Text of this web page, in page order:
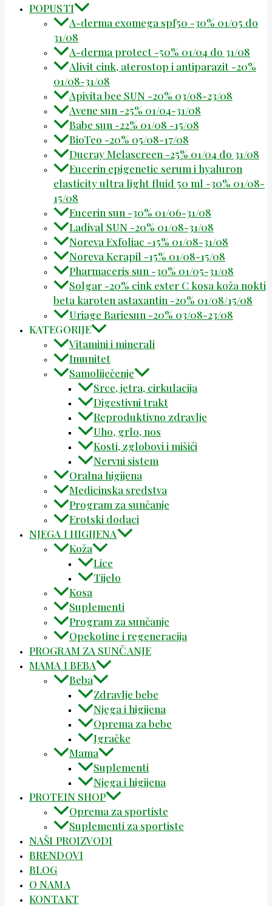
POPUSTI
A-derma exomega spf50 -30% 01/05 do
31/08
A-derma protect -50% 01/04 do 31/08
Alivit cink, aterostop i antiparazit -20%
01/08-31/08
Apivita bee SUN -20% 03/08-23/08
Avene sun -25% 01/04-31/08
Babe sun -22% 01/08 -15/08
BioTeo -20% 05/08-17/08
Ducray Melascreen -25% 01/04 do 31/08
Eucerin epigenetic serum i hyaluron
elasticity ultra light fluid 50 ml -30% 01/08-
15/08
Eucerin sun -30% 01/06-31/08
Ladival SUN -20% 01/08-31/08
Noreva Exfoliac -15% 01/08-31/08
Noreva Kerapil -15% 01/08-15/08
Pharmaceris sun -30% 01/05-31/08
Solgar -20% cink ester C kosa koža nokti
beta karoten astaxantin -20% 01/08/15/08
Uriage Bariesun -20% 03/08-23/08
KATEGORIJE
Vitamini i minerali
Imunitet
Samoliječenje
Srce, jetra, cirkulacija
Digestivni trakt
Reproduktivno zdravlje
Uho, grlo, nos
Kosti, zglobovi i mišići
Nervni sistem
Oralna higijena
Medicinska sredstva
Program za sunčanje
Erotski dodaci
NJEGA I HIGIJENA
Koža
Lice
Tijelo
Kosa
Suplementi
Program za sunčanje
Opekotine i regeneracija
PROGRAM ZA SUNČANJE
MAMA I BEBA
Beba
Zdravlje bebe
Njega i higijena
Oprema za bebe
Igračke
Mama
Suplementi
Njega i higijena
PROTEIN SHOP
Oprema za sportiste
Suplementi za sportiste
NAŠI PROIZVODI
BRENDOVI
BLOG
O NAMA
KONTAKT